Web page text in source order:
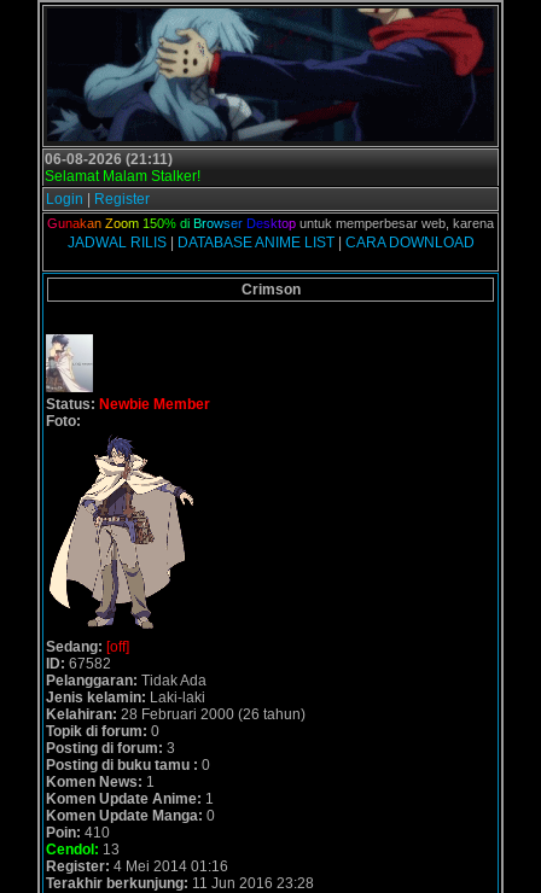
06-08-2026 (21:11)
Selamat Malam Stalker!
Login
Register
unakan Zoom 15 0% di Br owser Desktopuntuk memperbesar web, karena aslinya
JADWAL RILIS| DATABASE ANIME LIST| CARA DOWNLOAD
Crimson
Status: Newbie Member
Foto:
Sedang: [off]
ID: 67582
Pelanggaran: Tidak Ada
Jenis kelamin: Laki-laki
Kelahiran: 28 Februari 2000 (26 tahun)
Topik di forum: 0
Posting di forum: 3
Posting di buku tamu : 0
Komen News: 1
Komen Update Anime: 1
Komen Update Manga: 0
Poin: 410
Cendol: 13
Register: 4 Mei 2014 01:16
Terakhir berkunjung: 11 Jun 2016 23:28